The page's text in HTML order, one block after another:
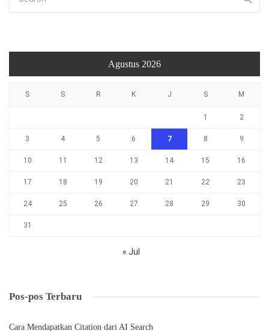
Agustus 2026
S S R K J S M
1 2
3 4 5 6 7 8 9
10 11 12 13 14 15 16
17 18 19 20 21 22 23
24 25 26 27 28 29 30
31
« Jul
Pos-pos Terbaru
Cara Mendapatkan Citation dari AI Search